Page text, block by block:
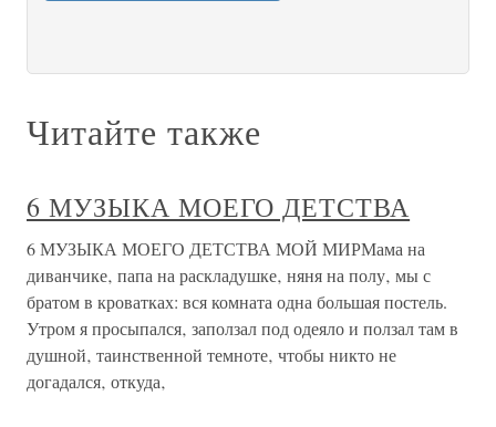
Читайте также
6 МУЗЫКА МОЕГО ДЕТСТВА
6 МУЗЫКА МОЕГО ДЕТСТВА МОЙ МИРМама на
диванчике‚ папа на раскладушке‚ няня на полу‚ мы с
братом в кроватках: вся комната одна большая постель.
Утром я просыпался‚ заползал под одеяло и ползал там в
душной‚ таинственной темноте‚ чтобы никто не
догадался‚ откуда‚